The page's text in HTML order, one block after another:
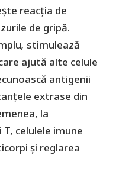
reacția de
de gripă.
, stimulează
ajută alte celule
antigenii
extrase din
la
celulele imune
și reglarea